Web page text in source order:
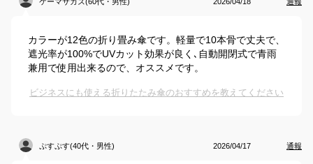
カラーが12色の折り畳み傘です。軽量で10本骨で丈夫で、
遮光率が100%でUVカット効果が良く､自動開閉式で青雨
兼用で使用出来るので、オススメです。
ビジネスにも使える折りたたみ傘のおすすめを教えてください
ぷすぷす(40代・男性) 2026/04/17 通報